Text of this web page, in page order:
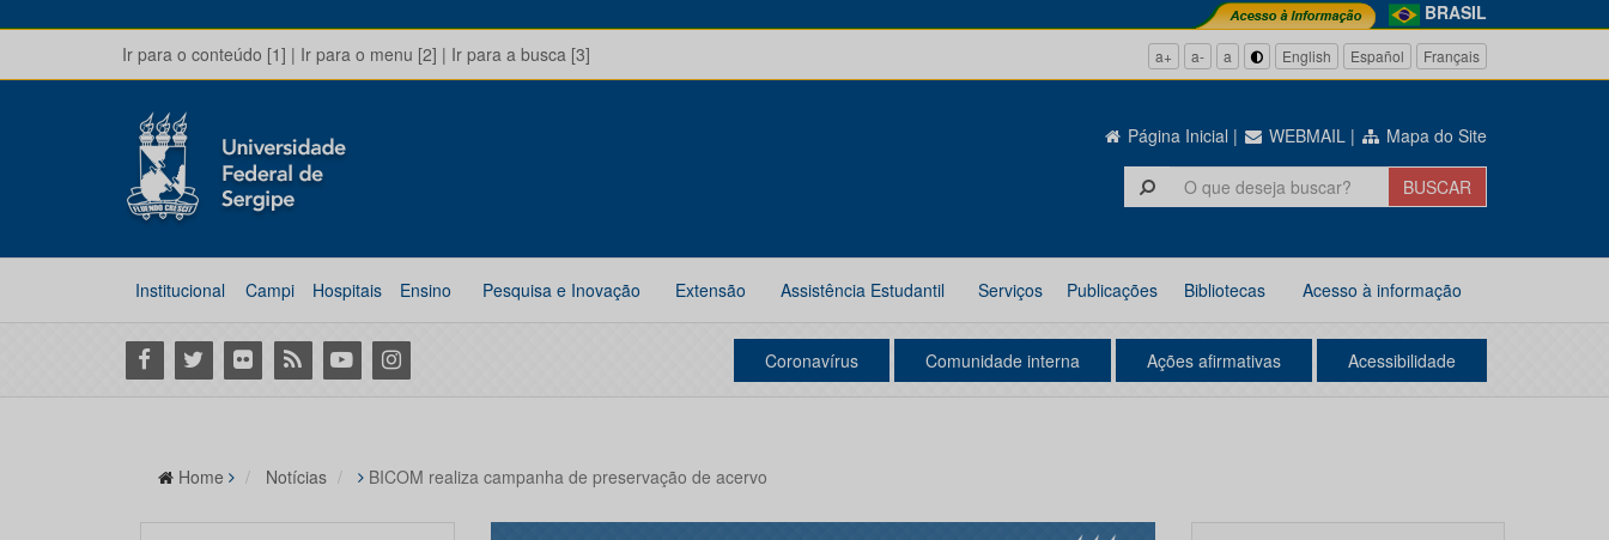
BRASIL
Ir para o conteúdo [1] | Ir para o menu [2] | Ir para a busca [3] a+ a- a English Español Français
Página Inicial | WEBMAIL | Mapa do Site
Institucional Campi Hospitais Ensino Pesquisa e Inovação Extensão Assistência Estudantil Serviços Publicações Bibliotecas Acesso à informação
Facebook
Twitter Flickr RSS YoutubeInstagram Coronavírus Comunidade interna Ações afirmativas Acessibilidade
Home Notícias BICOM realiza campanha de preservação de acervo